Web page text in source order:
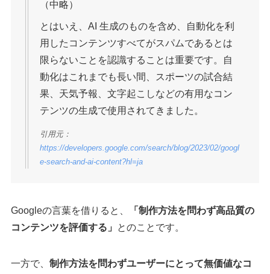
（中略）
とはいえ、AI 生成のものを含め、自動化を利
用したコンテンツすべてがスパムであるとは
限らないことを認識することは重要です。自
動化はこれまでも長い間、スポーツの試合結
果、天気予報、文字起こしなどの有用なコン
テンツの生成で使用されてきました。
引用元：
https://developers.google.com/search/blog/2023/02/googl
e-search-and-ai-content?hl=ja
Googleの言葉を借りると、
「制作方法を問わず高品質の
コンテンツを評価する」
とのことです。
一方で、 制作方法を問わずユーザーにとって無価値なコ